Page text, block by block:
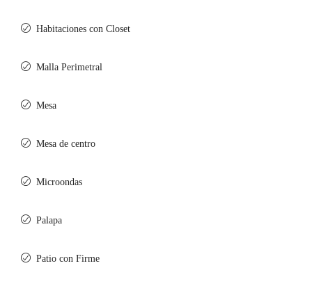
Habitaciones con Closet
Malla Perimetral
Mesa
Mesa de centro
Microondas
Palapa
Patio con Firme